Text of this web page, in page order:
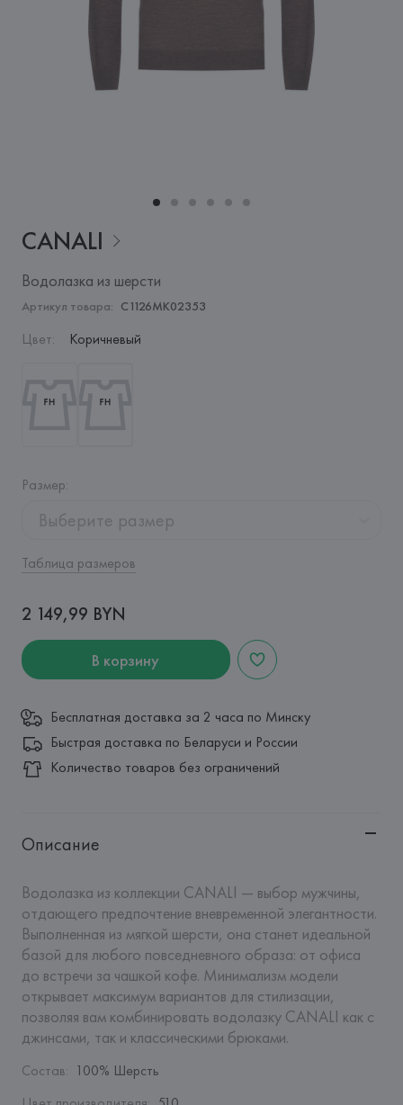
CANALI
Водолазка из шерсти
Артикул товара: C1126MK02353
Цвет: Коричневый
Размер:
Выберите размер
Таблица размеров
2 149,99 BYN
В корзину
Бесплатная доставка за 2 часа по Минску
Быстрая доставка по Беларуси и России
Количество товаров без ограничений
Описание
Водолазка из коллекции CANALI — выбор мужчины,
отдающего предпочтение вневременной элегантности.
Выполненная из мягкой шерсти, она станет идеальной
базой для любого повседневного образа: от офиса
до встречи за чашкой кофе. Минимализм модели
открывает максимум вариантов для стилизации,
позволяя вам комбинировать водолазку CANALI как с
джинсами, так и классическими брюками.
Состав: 100% Шерсть